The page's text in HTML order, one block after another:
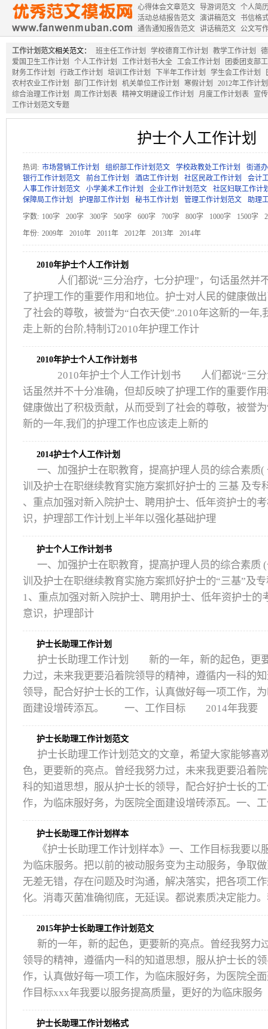
心得体会文章范文 导游词范文 个人简
活动总结报告范文 演讲稿范文 书信格
通告通知报告范文 讲话稿范文 公文写
工作计划范文相关范文： 班主任工作计划 学校德育工作计划 教学工作计划
爱国卫生工作计划
个人工作计划 工作计划书大全 工会工作计划
团委团支部
财务工作计划
行政工作计划 培训工作计划 下半年工作计划 学生会工作计划
农村农业工作计划
部门工作计划 机关单位工作计划 寒假计划
2012年工作计划
综合治理工作计划
周工作计划表 精神文明建设工作计划 月度工作计划表
宣
工作计划范文专题
护士个人工作计划
热词: 市场营销工作计划 组织部工作计划范文 学校政教处工作计划
街道
银行工作计划范文
前台工作计划 酒店工作计划 社区民政工作计划
会计
人事工作计划范文
小学美术工作计划 企业工作计划范文
社区妇联工作计
保障局工作计划
护理部工作计划 秘书工作计划 管理工作计划范文
助理
字数: 100字 200字 300字 500字 600字 700字 800字 1000字 1500字
年份: 2009年 2010年 2011年 2012年 2013年 2014年
2010年护士个人工作计划
人们都说“三分治疗，七分护理”，句话虽然并
了护理工作的重要作用和地位。护士对人民的健康做
了社会的尊敬，被誉为“白衣天使”.2010年这新的一年,
走上新的台阶,特制订2010年护理工作计
2010年护士个人工作计划书
2010年护士个人工作计划书 人们都说“三分
话虽然并不十分准确，但却反映了护理工作的重要作
健康做出了积极贡献，从而受到了社会的尊敬，被誉
新的一年,我们的护理工作也应该走上新的
2014护士个人工作计划
一、加强护士在职教育，提高护理人员的综合素质
训及护士在职继续教育实施方案抓好护士的 三基 及专
、重点加强对新入院护士、聘用护士、低年资护士的
识，护理部工作计划上半年以强化基础护理
护士个人工作计划书
一、加强护士在职教育，提高护理人员的综合素质
训及护士在职继续教育实施方案抓好护士的“三基”及
1、重点加强对新入院护士、聘用护士、低年资护士的
意识，护理部计
护士长助理工作计划
护士长助理工作计划 新的一年，新的起色，更
力过，未来我更要沿着院领导的精神，遵循内一科的
领导，配合好护士长的工作，认真做好每一项工作，
面建设增砖添瓦。 一、工作目标 2014年我要
护士长助理工作计划范文
护士长助理工作计划范文的文章，希望大家能够喜
色，更要新的亮点。曾经我努力过，未来我更要沿着
科的知道思想，服从护士长的领导，配合好护士长的
作，为临床服好务，为医院全面建设增砖添瓦。一、
护士长助理工作计划样本
《护士长助理工作计划样本》一、工作目标我要以
为临床服务。把以前的被动服务变为主动服务，争取
无差无错，存在问题及时沟通，解决落实，把各项工
化。消毒灭菌准确彻底，无延误。都说素质决定能力
2015年护士长助理工作计划范文
新的一年，新的起色，更要新的亮点。曾经我努力
领导的精神，遵循内一科的知道思想，服从护士长的
作，认真做好每一项工作，为临床服好务，为医院全
作目标xxx年我要以服务提高质量，更好的为临床服务
护士长助理工作计划格式